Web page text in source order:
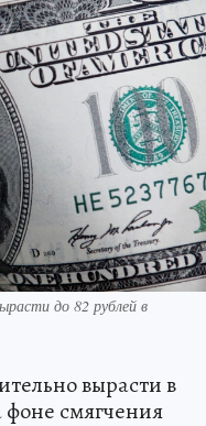
до 82 рублей в
вырасти в
смягчения